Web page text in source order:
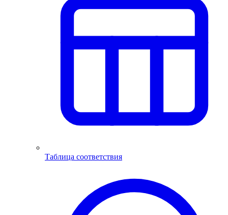
Таблица соответствия